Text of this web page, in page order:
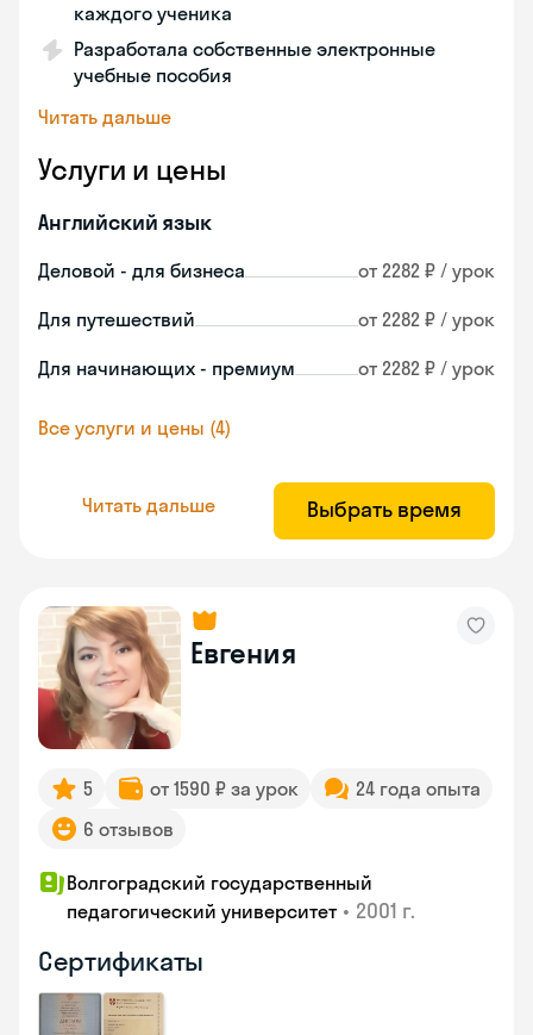
каждого ученика
Разработала собственные электронные
учебные пособия
Читать дальше
Услуги и цены
Английский язык
Деловой - для бизнеса от 2282 ₽ / урок
Для путешествий от 2282 ₽ / урок
Для начинающих - премиум от 2282 ₽ / урок
Все услуги и цены (4)
Читать дальше Выбрать время
Евгения
5 от 1590 ₽ за урок
24 года опыта
6 отзывов
Волгоградский государственный
педагогический университет • 2001 г.
Сертификаты